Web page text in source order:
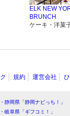
ELK NEW
BRUNCH
ケーキ・洋菓
規約 運営会社
・静岡県「静岡ナビっち！」
・岐阜県「ギフコミ！」